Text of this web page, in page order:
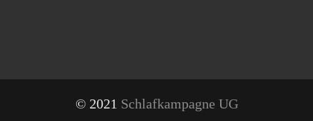
© 2021 Schlafkampagne UG